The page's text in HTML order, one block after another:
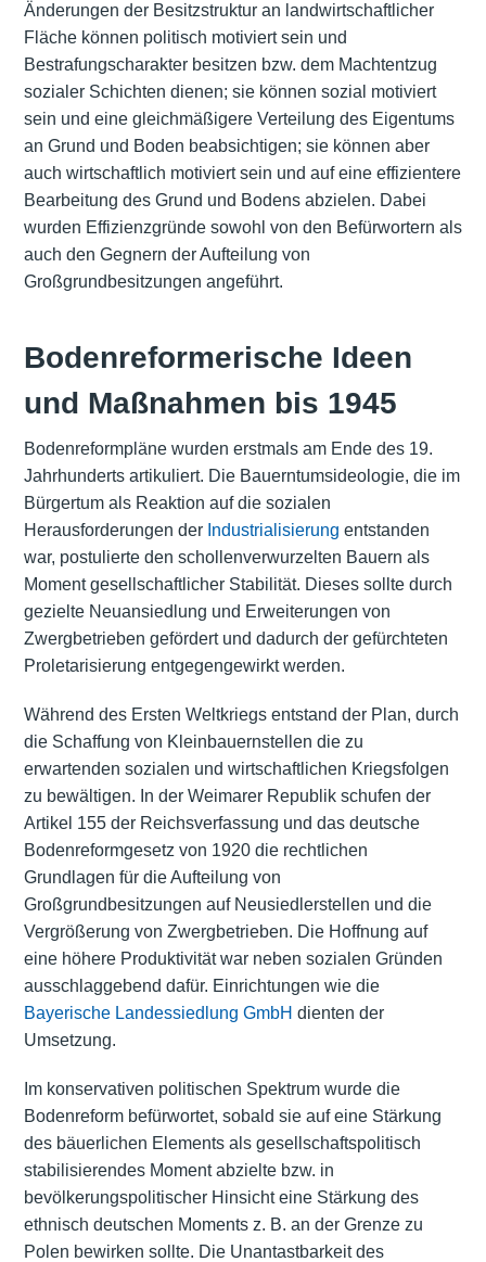
Änderungen der Besitzstruktur an landwirtschaftlicher
Fläche können politisch motiviert sein und
Bestrafungscharakter besitzen bzw. dem Machtentzug
sozialer Schichten dienen; sie können sozial motiviert
sein und eine gleichmäßigere Verteilung des Eigentums
an Grund und Boden beabsichtigen; sie können aber
auch wirtschaftlich motiviert sein und auf eine effizientere
Bearbeitung des Grund und Bodens abzielen. Dabei
wurden Effizienzgründe sowohl von den Befürwortern als
auch den Gegnern der Aufteilung von
Großgrundbesitzungen angeführt.
Bodenreformerische Ideen
und Maßnahmen bis 1945
Bodenreformpläne wurden erstmals am Ende des 19.
Jahrhunderts artikuliert. Die Bauerntumsideologie, die im
Bürgertum als Reaktion auf die sozialen
Herausforderungen der Industrialisierung entstanden
war, postulierte den schollenverwurzelten Bauern als
Moment gesellschaftlicher Stabilität. Dieses sollte durch
gezielte Neuansiedlung und Erweiterungen von
Zwergbetrieben gefördert und dadurch der gefürchteten
Proletarisierung entgegengewirkt werden.
Während des Ersten Weltkriegs entstand der Plan, durch
die Schaffung von Kleinbauernstellen die zu
erwartenden sozialen und wirtschaftlichen Kriegsfolgen
zu bewältigen. In der Weimarer Republik schufen der
Artikel 155 der Reichsverfassung und das deutsche
Bodenreformgesetz von 1920 die rechtlichen
Grundlagen für die Aufteilung von
Großgrundbesitzungen auf Neusiedlerstellen und die
Vergrößerung von Zwergbetrieben. Die Hoffnung auf
eine höhere Produktivität war neben sozialen Gründen
ausschlaggebend dafür. Einrichtungen wie die
Bayerische Landessiedlung GmbH dienten der
Umsetzung.
Im konservativen politischen Spektrum wurde die
Bodenreform befürwortet, sobald sie auf eine Stärkung
des bäuerlichen Elements als gesellschaftspolitisch
stabilisierendes Moment abzielte bzw. in
bevölkerungspolitischer Hinsicht eine Stärkung des
ethnisch deutschen Moments z. B. an der Grenze zu
Polen bewirken sollte. Die Unantastbarkeit des